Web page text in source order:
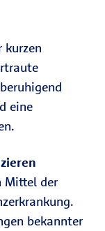
kurzen
eine
Mittel der
bekannter